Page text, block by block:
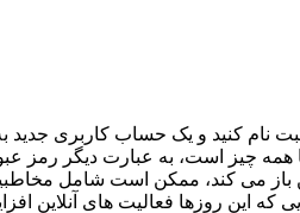
نام کنید و یک حساب کاربری
همه چیز است، به عبارت دیگر رمز
می کند، ممکن است شامل
این روزها فعالیت های آنلاین